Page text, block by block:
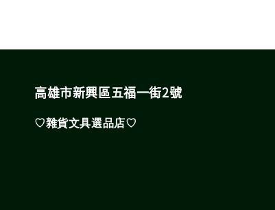
高雄市新興區五福一街2號
♡雜貨文具選品店♡